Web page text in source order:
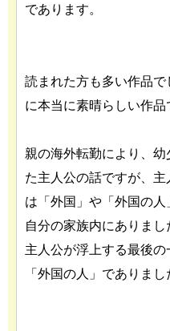
であります。
読まれた方も多い作品
に本当に素晴らしい作品
親の海外転勤により、
た主人公の話ですが、
は「外国」や「外国の
自分の家族内にありま
主人公が浮上する最後の
「外国の人」でありまし